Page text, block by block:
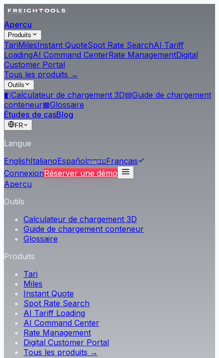
Aperçu
Produits
TariMilesInstant QuoteSpot Rate SearchAI Tariff
LoadingAI Command CenterRate ManagementDigital
Customer Portal
Tous les produits →
Outils
◧Calculateur de chargement 3D▤Guide de chargement
conteneur▦Glossaire
Études de casBlog
FR
Langue
EnglishItalianoEspañolעבריתFrançais
ConnexionRéserver une démo
Aperçu
Outils
Calculateur de chargement 3D
Guide de chargement conteneur
Glossaire
Produits
Tari
Miles
Instant Quote
Spot Rate Search
AI Tariff Loading
AI Command Center
Rate Management
Digital Customer Portal
Tous les produits →